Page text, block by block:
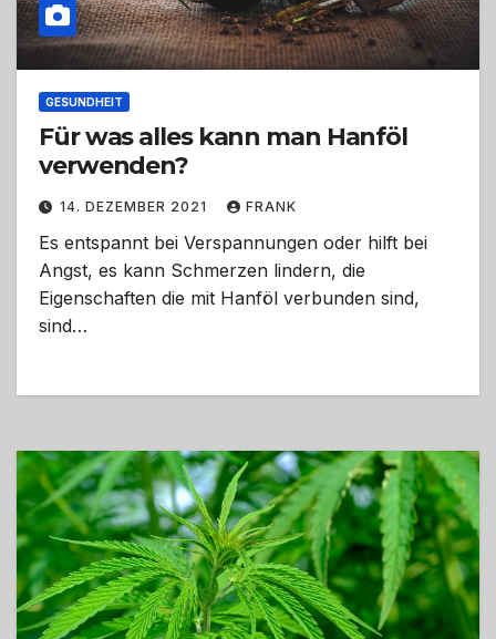
GESUNDHEIT
Für was alles kann man Hanföl
verwenden?
14. DEZEMBER 2021 FRANK
Es entspannt bei Verspannungen oder hilft bei
Angst, es kann Schmerzen lindern, die
Eigenschaften die mit Hanföl verbunden sind,
sind…